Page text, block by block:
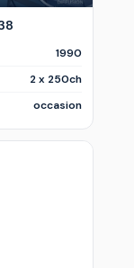
1990
2 x 250ch
occasion